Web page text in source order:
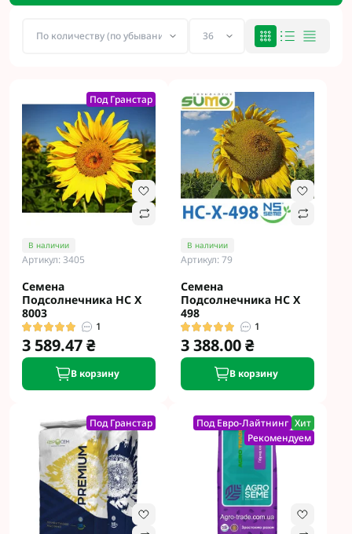
Под Гранстар
В наличии
Артикул: 3405
Семена
Подсолнечника НС Х
8003
1
3 589.47 ₴
В корзину
В наличии
Артикул: 79
Семена
Подсолнечника НС Х
498
1
3 388.00 ₴
В корзину
Под Гранстар Под Евро-Лайтнинг Хит
Рекомендуем